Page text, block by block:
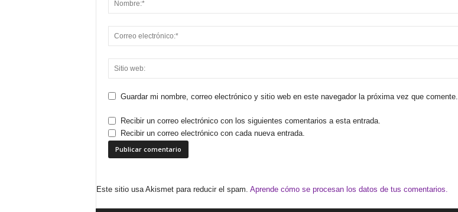
Guardar mi nombre, correo electrónico y sitio web en este navegador la próxima vez que comente.
Recibir un correo electrónico con los siguientes comentarios a esta entrada.
Recibir un correo electrónico con cada nueva entrada.
Este sitio usa Akismet para reducir el spam. Aprende cómo se procesan los datos de tus comentarios.